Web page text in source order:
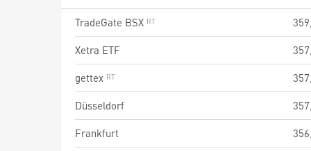
TradeGate BSX
Xetra ETF
gettex
Düsseldorf
Frankfurt